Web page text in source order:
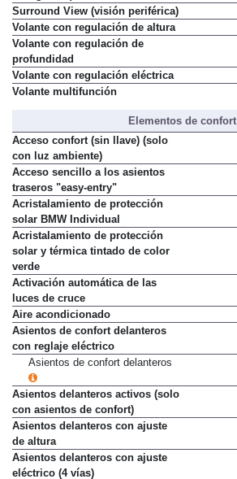
navegación)
Surround View (visión periférica)
Volante con regulación de altura
Volante con regulación de
profundidad
Volante con regulación eléctrica
Elementos de confort
Acceso confort (sin llave) (solo
con luz ambiente)
Acceso sencillo a los asientos
traseros "easy-entry"
Acristalamiento de protección
solar BMW Individual
Acristalamiento de protección
solar y térmica tintado de color
verde
Activación automática de las
luces de cruce
Aire acondicionado
Asientos de confort delanteros
con reglaje eléctrico
Asientos de confort delanteros
Asientos delanteros activos (solo
con asientos de confort)
Asientos delanteros con ajuste
de altura
Asientos delanteros con ajuste